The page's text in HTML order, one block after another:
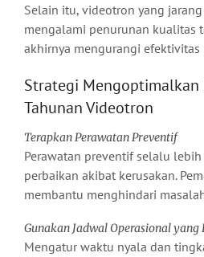
Selain itu, videotron yang
mengalami penurunan kualitas
akhirnya mengurangi efektivitas
Strategi Mengoptimalkan
Tahunan Videotron
Terapkan Perawatan Preventif
Perawatan preventif selalu
perbaikan akibat kerusakan.
membantu menghindari
Gunakan Jadwal Operasional yang
Mengatur waktu nyala dan